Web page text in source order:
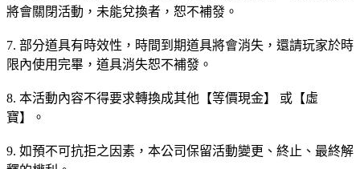
將會關閉活動，未能兌換者，恕不補發。
7. 部分道具有時效性，時間到期道具將會消失，還請玩家於時
限內使用完畢，道具消失恕不補發。
8. 本活動內容不得要求轉換成其他【等價現金】 或【虛
寶】。
9. 如預不可抗拒之因素，本公司保留活動變更、終止、最終解